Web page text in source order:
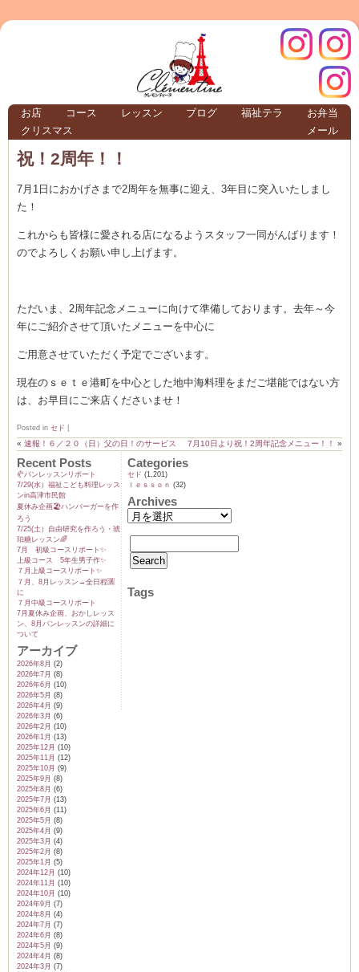
クレモンティーヌ – 新百合ヶ丘の料理教
室・テイクアウト Clémentine (produced
お店 コース レッスン ブログ 福祉テラ
お弁当
クリスマス
メール
インス
クレモ
テラ
祝！2周年！！
7月1日におかげさまで2周年を無事に迎え、3年目に突入いたしまし
た！
これからも皆様に愛される店になるようスタッフ一同がんばります！
のでよろしくお願い申し上げます。
ただいま、2周年記念メニューに向けて準備しております。去年～今
年にご紹介させて頂いたメニューを中心に
ご用意させていただく予定でございます。
現在のｓｅｔｅ港町を中心とした地中海料理をまだご堪能ではない方
は、お早目にご来店くださいませ！
Posted in セド
« 速報！６／２０（日）父の日！のサービス 7月10日より祝！2周年記念メニュー！！ »
Recent Posts
🥐パンレッスンリポート
7/29(水）福祉こども料理レッス
ンin高津市民館
夏休み企画🏖️ハンバーガーを作
ろう
7/25(土）自由研究を作ろう・琥
珀糖レッスン🌈
7月 初級コースリポート✨️
上級コース 5年生男子作✨️
７月上級コースリポート✨️
７月、8月レッスン→全日程🈵
に
７月中級コースリポート
7月夏休み企画、おかしレッス
ン、8月パンレッスンの詳細に
ついて
アーカイブ
2026年8月 (2)
2026年7月 (8)
2026年6月 (10)
2026年5月 (8)
2026年4月 (9)
2026年3月 (6)
2026年2月 (10)
2026年1月 (13)
2025年12月 (10)
2025年11月 (12)
2025年10月 (9)
2025年9月 (8)
2025年8月 (6)
2025年7月 (13)
2025年6月 (11)
2025年5月 (8)
2025年4月 (9)
2025年3月 (4)
2025年2月 (8)
2025年1月 (5)
2024年12月 (10)
2024年11月 (10)
2024年10月 (10)
2024年9月 (7)
2024年8月 (4)
2024年7月 (7)
2024年6月 (8)
2024年5月 (9)
2024年4月 (8)
2024年3月 (7)
Categories
セド (1,201)
ｌｅｓｓｏｎ (32)
Archives
Tags